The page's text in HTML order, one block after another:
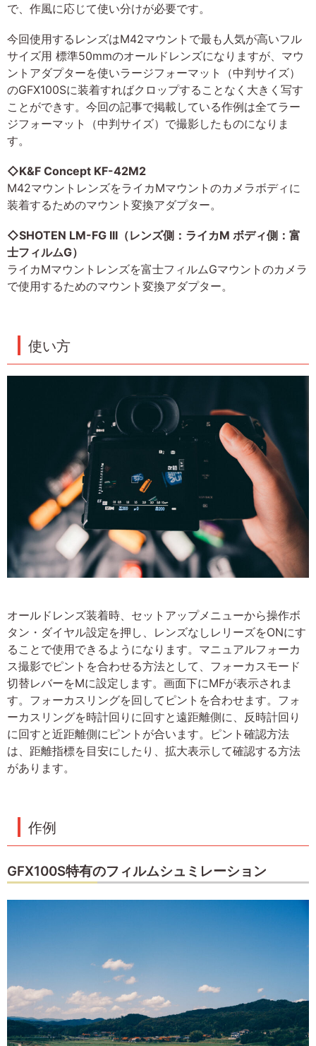
で、作風に応じて使い分けが必要です。
今回使用するレンズはM42マウントで最も人気が高いフル
サイズ用 標準50mmのオールドレンズになりますが、マウ
ントアダプターを使いラージフォーマット（中判サイズ）
のGFX100Sに装着すればクロップすることなく大きく写す
ことができす。今回の記事で掲載している作例は全てラー
ジフォーマット（中判サイズ）で撮影したものになりま
す。
◇K&F Concept KF-42M2
M42マウントレンズをライカMマウントのカメラボディに
装着するためのマウント変換アダプター。
◇SHOTEN LM-FG III（レンズ側：ライカM ボディ側：富
士フィルムG）
ライカMマウントレンズを富士フィルムGマウントのカメラ
で使用するためのマウント変換アダプター。
使い方
オールドレンズ装着時、セットアップメニューから操作ボ
タン・ダイヤル設定を押し、レンズなしレリーズをONにす
ることで使用できるようになります。マニュアルフォーカ
ス撮影でピントを合わせる方法として、フォーカスモード
切替レバーをMに設定します。画面下にMFが表示されま
す。フォーカスリングを回してピントを合わせます。フォ
ーカスリングを時計回りに回すと遠距離側に、反時計回り
に回すと近距離側にピントが合います。ピント確認方法
は、距離指標を目安にしたり、拡大表示して確認する方法
があります。
作例
GFX100S特有のフィルムシュミレーション